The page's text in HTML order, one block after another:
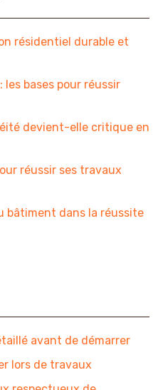
résidentiel durable et
bases pour réussir
devient-elle critique en
réussir ses travaux
bâtiment dans la réussite
avant de démarrer
lors de travaux